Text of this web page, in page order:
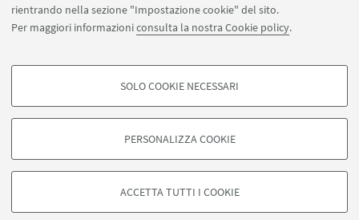
rientrando nella sezione "Impostazione cookie" del sito.
Per maggiori informazioniconsulta la nostra Cookie policy.
COOKIE DI PROFILAZIONE - FACOLTATIVI
degli utenti, creare profili in base al loro comportamento sul sito, per analisi
di marketing.
Google/Youtube Video
SOLO COOKIE NECESSARI
PERSONALIZZA COOKIE
ACCETTA TUTTI I COOKIE
APP:
©Copyright 2026 - ALMA MATER STUDIORUM - Università di
Bologna - Via Zamboni, 33 - 40126 Bologna - PI: 01131710376 - CF:
80007010376
Privacy
Note legali
Informazioni sul sito e accessibilità
Impostazioni Cookie